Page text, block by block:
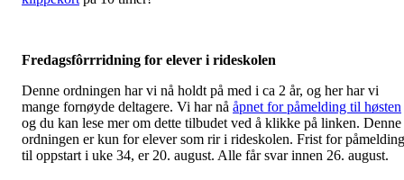
Fredagsfôrrridning for elever i rideskolen
Denne ordningen har vi nå holdt på med i ca 2 år, og her har vi
mange fornøyde deltagere. Vi har nå åpnet for påmelding til høsten
og du kan lese mer om dette tilbudet ved å klikke på linken. Denne
ordningen er kun for elever som rir i rideskolen. Frist for påmelding
til oppstart i uke 34, er 20. august. Alle får svar innen 26. august.